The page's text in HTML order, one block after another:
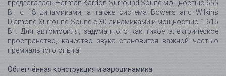
массу и улучшает как управляемость, так и безопасность.
Коэффициент аэродинамического сопротивления BMW iX
составляет около Cd 0.25, что является очень сильным
показателем для большого SUV. На практике это означает не
только больший запас хода, но и более тихое движение на
двигателя, аэродинамика и шумоизоляция становятся